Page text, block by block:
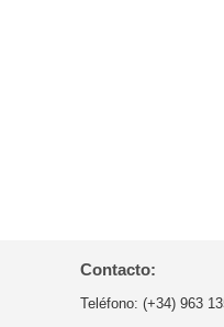
Contacto:
Teléfono: (+34) 963